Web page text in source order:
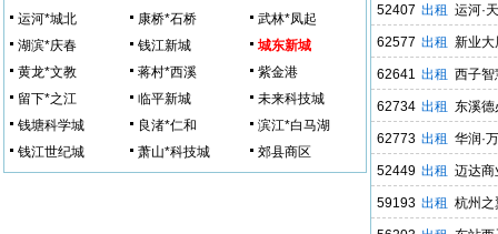
运河*城北 康桥*石桥
武林*凤起
湖滨*庆春
钱江新城
城东新城
黄龙*文教
蒋村*西溪
紫金港
留下*之江
临平新城
未来科技城
钱塘科学城
良渚*仁和
滨江*白马湖
钱江世纪城
萧山*科技城 郊县商区
52407 出租 运河·
62577 出租 新业大
62641 出租 西子智
62734 出租 东溪德
62773 出租 华润·
52449 出租 迈达商
59193 出租 杭州之